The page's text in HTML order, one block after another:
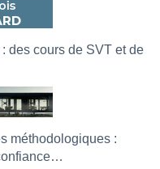
des cours de SVT et de
méthodologiques :